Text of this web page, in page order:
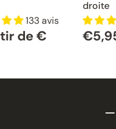
133 avis
de €
droite
Prix